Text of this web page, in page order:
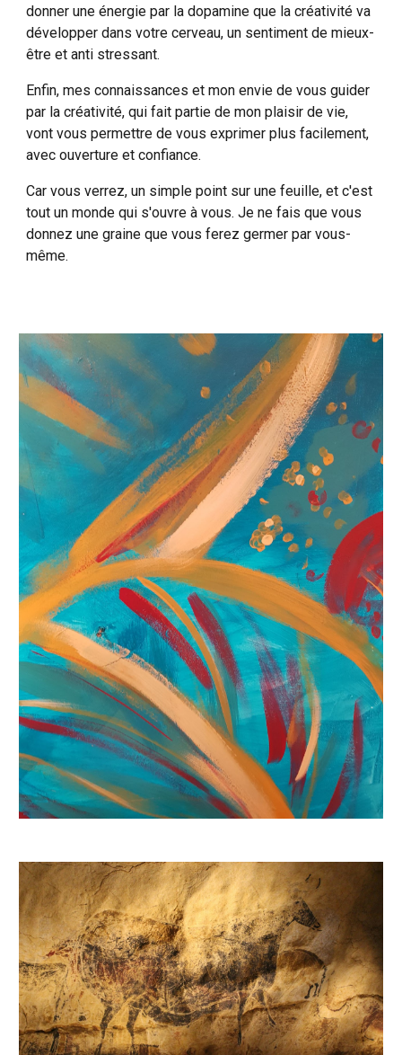
donner une énergie par la dopamine que la créativité va
développer dans votre cerveau, un sentiment de mieux-
être et anti stressant.
Enfin, mes connaissances et mon envie de vous guider
par la créativité, qui fait partie de mon plaisir de vie,
vont vous permettre de vous exprimer plus facilement,
avec ouverture et confiance.
Car vous verrez, un simple point sur une feuille, et c'est
tout un monde qui s'ouvre à vous. Je ne fais que vous
donnez une graine que vous ferez germer par vous-
même.